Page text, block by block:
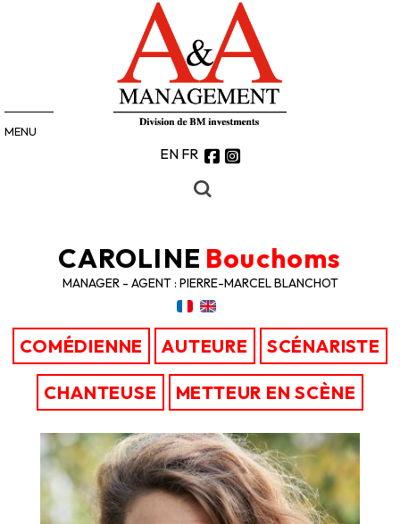
EN FR
MENU
CAROLINE Bouchoms
MANAGER - AGENT : PIERRE-MARCEL BLANCHOT
COMÉDIENNE AUTEURE SCÉNARISTE
CHANTEUSE METTEUR EN SCÈNE